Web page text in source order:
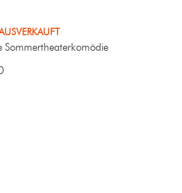
Sommertheaterkomödie